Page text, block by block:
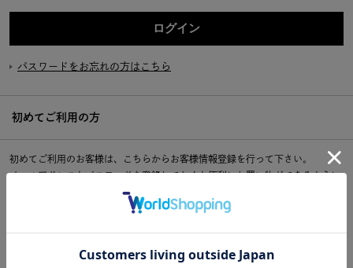
パスワードをお忘れの方はこちら
初めてご利用の方
初めてご利用のお客様は、こちらからお客様情報登録を行って下さい。
メールアドレスとパスワードを登録しておくと便利にお買い物ができるように